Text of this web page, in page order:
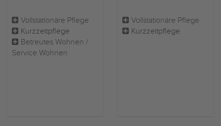
Vollstationäre Pflege
Kurzzeitpflege
Betreutes Wohnen /
Service Wohnen
Vollstationäre Pflege
Kurzzeitpflege